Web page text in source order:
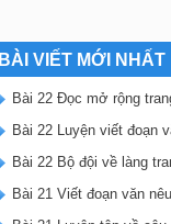
BÀI VIẾT MỚI NHẤT